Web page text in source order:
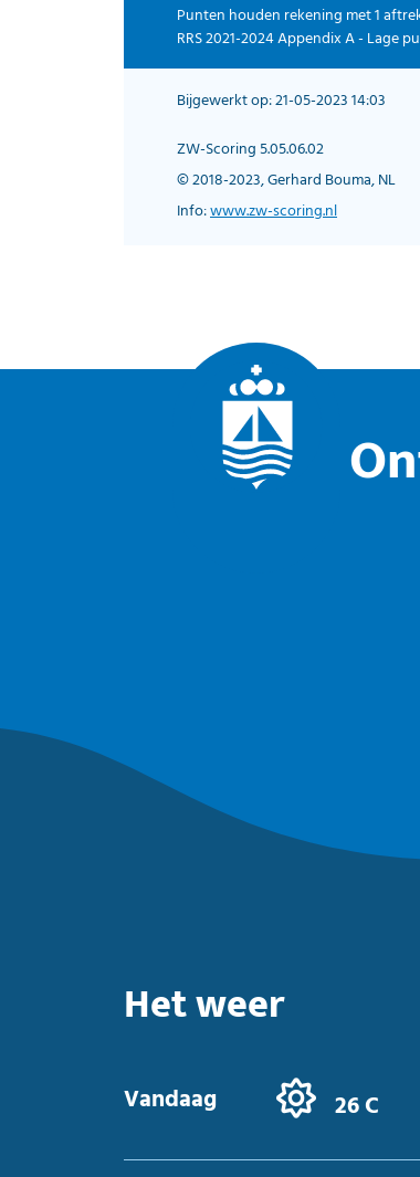
Punten houden rekening met 1
RRS 2021-2024 Appendix A - Lage
Bijgewerkt op: 21-05-2023 14:03
ZW-Scoring 5.05.06.02
© 2018-2023, Gerhard Bouma, NL
Info:www.zw-scoring.nl
Het weer
Vandaag 26 C